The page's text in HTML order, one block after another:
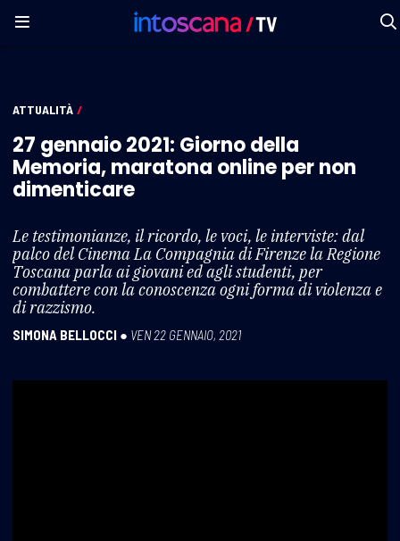
ATTUALITÀ /
27 gennaio 2021: Giorno della
Memoria, maratona online per non
dimenticare
Le testimonianze, il ricordo, le voci, le interviste: dal
palco del Cinema La Compagnia di Firenze la Regione
Toscana parla ai giovani ed agli studenti, per
combattere con la conoscenza ogni forma di violenza e
di razzismo.
SIMONA BELLOCCI ● VEN 22 GENNAIO, 2021